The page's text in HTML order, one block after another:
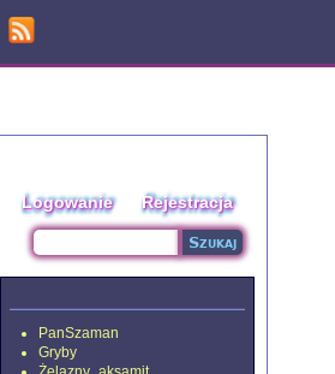
Logowanie Rejestracja
Formularz wyszukiwania
PanSzaman
Gryby